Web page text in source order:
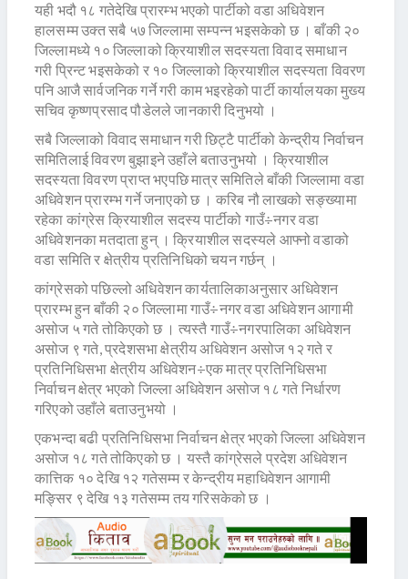
यही भदौ १८ गतेदेखि प्रारम्भ भएको पार्टीको वडा अधिवेशन
हालसम्म उक्त सबै ५७ जिल्लामा सम्पन्न भइसकेको छ । बाँकी २०
जिल्लामध्ये १० जिल्लाको क्रियाशील सदस्यता विवाद समाधान
गरी प्रिन्ट भइसकेको र १० जिल्लाको क्रियाशील सदस्यता विवरण
पनि आजै सार्वजनिक गर्ने गरी काम भइरहेको पार्टी कार्यालयका मुख्य
सचिव कृष्णप्रसाद पौडेलले जानकारी दिनुभयो ।
सबै जिल्लाको विवाद समाधान गरी छिट्टै पार्टीको केन्द्रीय निर्वाचन
समितिलाई विवरण बुझाइने उहाँले बताउनुभयो । क्रियाशील
सदस्यता विवरण प्राप्त भएपछि मात्र समितिले बाँकी जिल्लामा वडा
अधिवेशन प्रारम्भ गर्ने जनाएको छ । करिब नौ लाखको सङ्ख्यामा
रहेका कांग्रेस क्रियाशील सदस्य पार्टीको गाउँ÷नगर वडा
अधिवेशनका मतदाता हुन् । क्रियाशील सदस्यले आफ्नो वडाको
वडा समिति र क्षेत्रीय प्रतिनिधिको चयन गर्छन् ।
कांग्रेसको पछिल्लो अधिवेशन कार्यतालिकाअनुसार अधिवेशन
प्रारम्भ हुन बाँकी २० जिल्लामा गाउँ÷नगर वडा अधिवेशन आगामी
असोज ५ गते तोकिएको छ । त्यस्तै गाउँ÷नगरपालिका अधिवेशन
असोज ९ गते, प्रदेशसभा क्षेत्रीय अधिवेशन असोज १२ गते र
प्रतिनिधिसभा क्षेत्रीय अधिवेशन÷एक मात्र प्रतिनिधिसभा
निर्वाचन क्षेत्र भएको जिल्ला अधिवेशन असोज १८ गते निर्धारण
गरिएको उहाँले बताउनुभयो ।
एकभन्दा बढी प्रतिनिधिसभा निर्वाचन क्षेत्र भएको जिल्ला अधिवेशन
असोज १८ गते तोकिएको छ । यस्तै कांग्रेसले प्रदेश अधिवेशन
कात्तिक १० देखि १२ गतेसम्म र केन्द्रीय महाधिवेशन आगामी
मङ्सिर ९ देखि १३ गतेसम्म तय गरिसकेको छ ।